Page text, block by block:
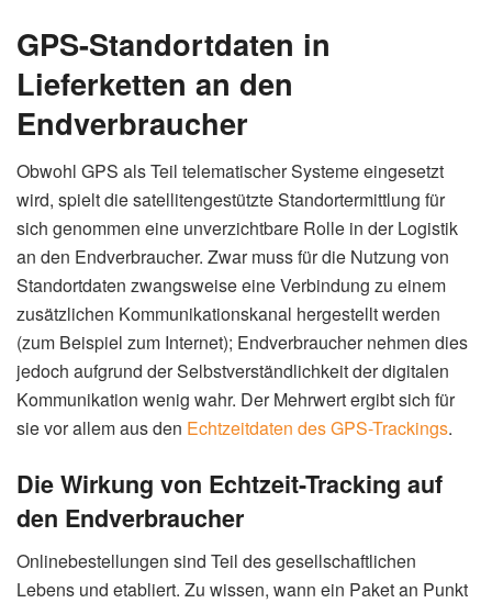
GPS-Standortdaten in
Lieferketten an den
Endverbraucher
Obwohl GPS als Teil telematischer Systeme eingesetzt
wird, spielt die satellitengestützte Standortermittlung für
sich genommen eine unverzichtbare Rolle in der Logistik
an den Endverbraucher. Zwar muss für die Nutzung von
Standortdaten zwangsweise eine Verbindung zu einem
zusätzlichen Kommunikationskanal hergestellt werden
(zum Beispiel zum Internet); Endverbraucher nehmen dies
jedoch aufgrund der Selbstverständlichkeit der digitalen
Kommunikation wenig wahr. Der Mehrwert ergibt sich für
sie vor allem aus den Echtzeitdaten des GPS-Trackings.
Die Wirkung von Echtzeit-Tracking auf
den Endverbraucher
Onlinebestellungen sind Teil des gesellschaftlichen
Lebens und etabliert. Zu wissen, wann ein Paket an Punkt